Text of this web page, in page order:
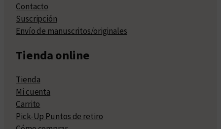
Contacto
Suscripción
Envío de manuscritos/originales
Tienda online
Tienda
Mi cuenta
Carrito
Pick-Up Puntos de retiro